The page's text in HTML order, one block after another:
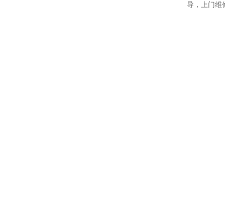
导，上门维